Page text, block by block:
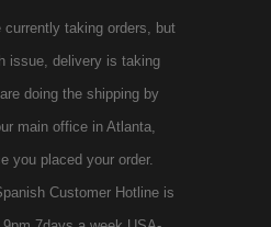
currently taking orders, but
issue, delivery is taking
doing the shipping by
main office in Atlanta,
you placed your order.
Customer Hotline is